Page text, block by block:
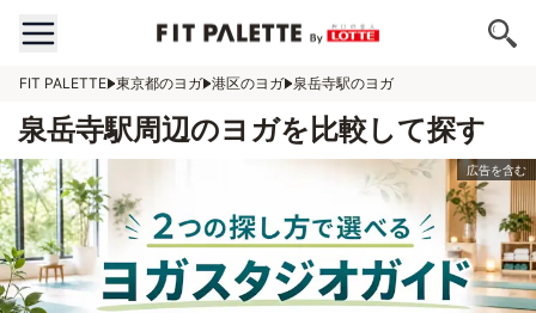
FIT PALETTE 東京都のヨガ 港区のヨガ 泉岳寺駅のヨガ
泉岳寺駅周辺のヨガを比較して探す